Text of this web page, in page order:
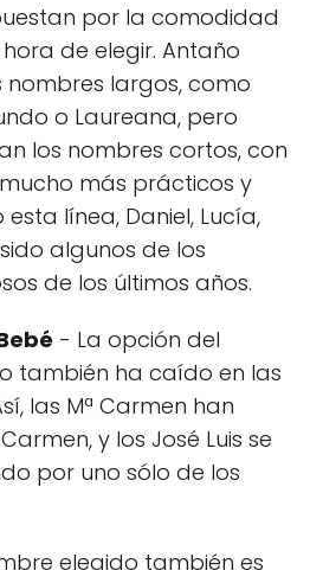
por la comodidad
de elegir. Antaño
largos, como
o Laureana, pero
los nombres cortos, con
más prácticos y
línea, Daniel, Lucía,
algunos de los
de los últimos años.
- La opción del
también ha caído en las
las Mª Carmen han
y los José Luis se
por uno sólo de los
elegido también es